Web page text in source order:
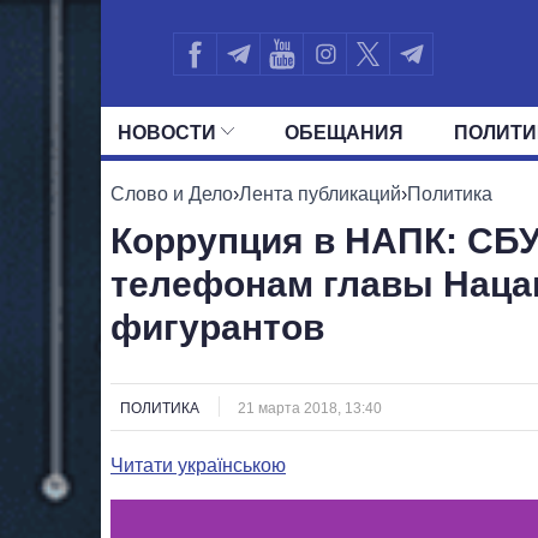
НОВОСТИ ОБЕЩАНИЯ
ВСЕ ПОЛИТИКИ ПРЕЗИДЕНТ И
Слово и Дело›Лента публикаций›Политика
Коррупция в НАПК:
телефонам главы
фигурантов
ПОЛИТИКА 21 марта 2018, 13:40
Читати українською